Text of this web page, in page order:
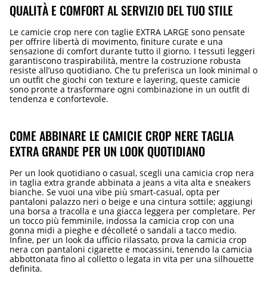
QUALITÀ E COMFORT AL SERVIZIO DEL TUO STILE
Le camicie crop nere con taglie EXTRA LARGE sono pensate
per offrire libertà di movimento, finiture curate e una
sensazione di comfort durante tutto il giorno. I tessuti leggeri
garantiscono traspirabilità, mentre la costruzione robusta
resiste all’uso quotidiano. Che tu preferisca un look minimal o
un outfit che giochi con texture e layering, queste camicie
sono pronte a trasformare ogni combinazione in un outfit di
tendenza e confortevole.
COME ABBINARE LE CAMICIE CROP NERE TAGLIA
EXTRA GRANDE PER UN LOOK QUOTIDIANO
Per un look quotidiano o casual, scegli una camicia crop nera
in taglia extra grande abbinata a jeans a vita alta e sneakers
bianche. Se vuoi una vibe più smart-casual, opta per
pantaloni palazzo neri o beige e una cintura sottile; aggiungi
una borsa a tracolla e una giacca leggera per completare. Per
un tocco più femminile, indossa la camicia crop con una
gonna midi a pieghe e décolleté o sandali a tacco medio.
Infine, per un look da ufficio rilassato, prova la camicia crop
nera con pantaloni cigarette e mocassini, tenendo la camicia
abbottonata fino al colletto o legata in vita per una silhouette
definita.